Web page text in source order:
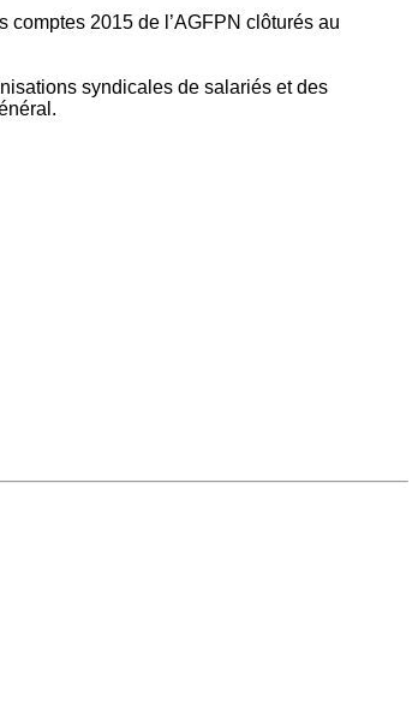
2015 de l’AGFPN clôturés au
syndicales de salariés et des